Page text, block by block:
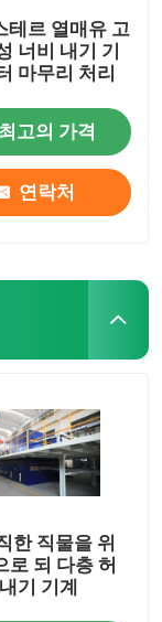
테르 열매유 고
너비 내기 기
마무리 처리
최고의 가격
연락처
한 직물을 위
로 되 다층 허
기 기계